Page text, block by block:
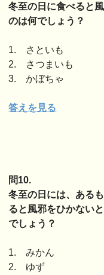
冬至の日に食べると
のは何でしょう？
1. さといも
2. さつまいも
3. かぼちゃ
答えを見る
問10.
冬至の日には、ある
ると風邪をひかない
でしょう？
1. みかん
2. ゆず